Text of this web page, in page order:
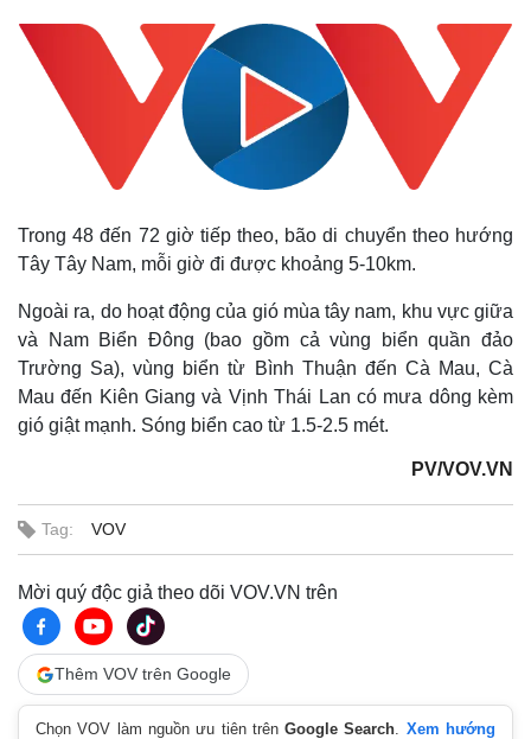
Trong 48 đến 72 giờ tiếp theo, bão di chuyển theo hướng
Tây Tây Nam, mỗi giờ đi được khoảng 5-10km.
Ngoài ra, do hoạt động của gió mùa tây nam, khu vực giữa
và Nam Biển Đông (bao gồm cả vùng biển quần đảo
Trường Sa), vùng biển từ Bình Thuận đến Cà Mau, Cà
Mau đến Kiên Giang và Vịnh Thái Lan có mưa dông kèm
gió giật mạnh. Sóng biển cao từ 1.5-2.5 mét.
PV/VOV.VN
Tag: VOV
Mời quý độc giả theo dõi VOV.VN trên
Thêm VOV trên Google
Chọn VOV làm nguồn ưu tiên trênGoogle Search. Xem hướng